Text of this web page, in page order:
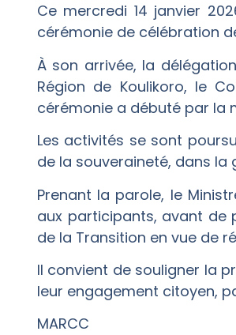
Ce mercredi 14 janvier
cérémonie de célébration
À son arrivée, la
Région de Koulikoro, le
cérémonie a débuté par la
Les activités se sont
de la souveraineté, dans
Prenant la parole, le
aux participants, avant de
de la Transition en vue de
Il convient de souligner la
leur engagement citoyen,
MARCC